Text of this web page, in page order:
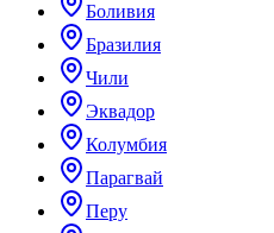
Боливия
Бразилия
Чили
Эквадор
Колумбия
Парагвай
Перу